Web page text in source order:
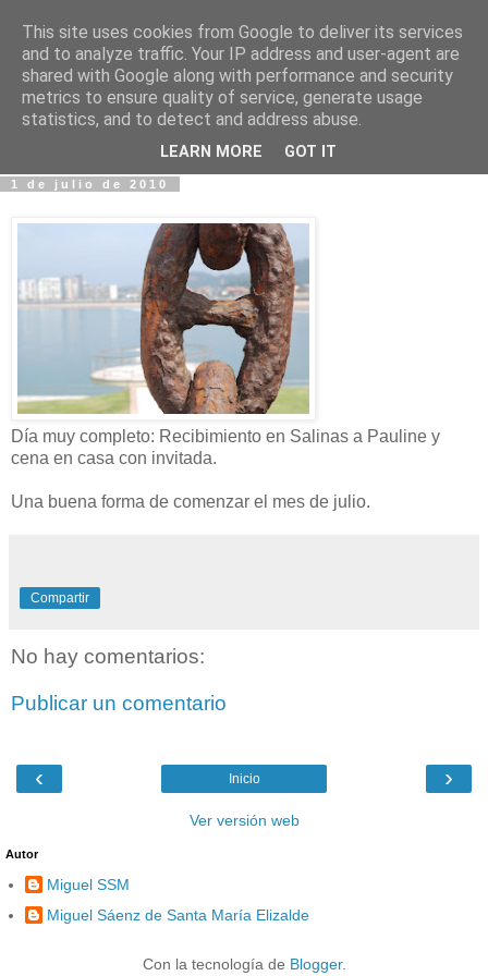
Fotos y Cosas
Miguel Sáenz de Santa María Elizalde
"Un blog es como un diario, pero sin candado".
1 de julio de 2010
Día muy completo: Recibimiento en Salinas a Pauline y
cena en casa con invitada.
Una buena forma de comenzar el mes de julio.
Compartir
No hay comentarios:
Publicar un comentario
‹ ›
Inicio
Ver versión web
Autor
Miguel SSM
Miguel Sáenz de Santa María Elizalde
Con la tecnología de Blogger.
This site uses cookies from Google to deliver its services
and to analyze traffic. Your IP address and user-agent are
shared with Google along with performance and security
metrics to ensure quality of service, generate usage
statistics, and to detect and address abuse.
LEARN MORE GOT IT